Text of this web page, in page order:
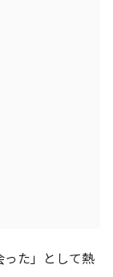
た」として熱